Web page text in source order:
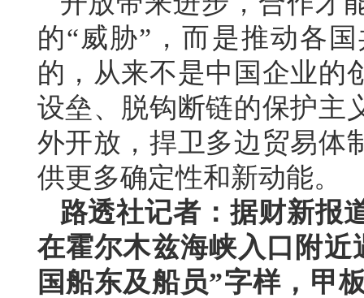
的“威胁”，而是推动各
的，从来不是中国企业的
设垒、脱钩断链的保护主
外开放，捍卫多边贸易体
供更多确定性和新动能。
路透社记者：据财新报
在霍尔木兹海峡入口附
国船东及船员”字样，甲